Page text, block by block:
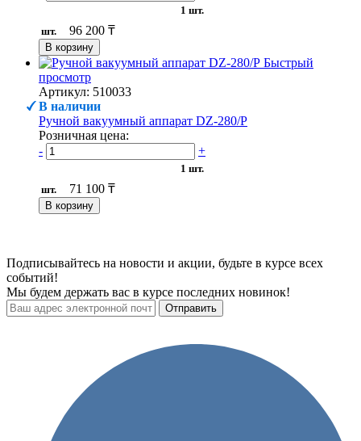
1 шт.
шт.
96 200 ₸
В корзину
Быстрый
просмотр
Артикул: 510033
В наличии
Ручной вакуумный аппарат DZ-280/P
Розничная цена:
-
+
1 шт.
шт.
71 100 ₸
В корзину
Подписывайтесь на новости и акции, будьте в курсе всех
событий!
Мы будем держать вас в курсе последних новинок!